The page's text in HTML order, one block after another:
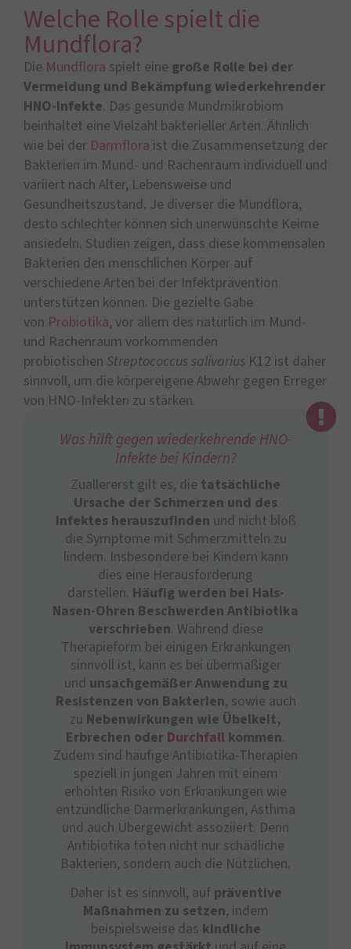
Welche Rolle spielt die
Mundflora?
Die Mundflora spielt eine große Rolle bei der
Vermeidung und Bekämpfung wiederkehrender
HNO-Infekte. Das gesunde Mundmikrobiom
beinhaltet eine Vielzahl bakterieller Arten. Ähnlich
wie bei der Darmflora ist die Zusammensetzung der
Bakterien im Mund- und Rachenraum individuell und
variiert nach Alter, Lebensweise und
Gesundheitszustand. Je diverser die Mundflora,
desto schlechter können sich unerwünschte Keime
ansiedeln. Studien zeigen, dass diese kommensalen
Bakterien den menschlichen Körper auf
verschiedene Arten bei der Infektprävention
unterstützen können. Die gezielte Gabe
von Probiotika, vor allem des natürlich im Mund-
und Rachenraum vorkommenden
probiotischen Streptococcus salivarius K12 ist daher
sinnvoll, um die körpereigene Abwehr gegen Erreger
von HNO-Infekten zu stärken.
Was hilft gegen wiederkehrende HNO-
Infekte bei Kindern?
Zuallererst gilt es, die tatsächliche
Ursache der Schmerzen und des
Infektes herauszufinden und nicht bloß
die Symptome mit Schmerzmitteln zu
lindern. Insbesondere bei Kindern kann
dies eine Herausforderung
darstellen. Häufig werden bei Hals-
Nasen-Ohren Beschwerden Antibiotika
verschrieben. Während diese
Therapieform bei einigen Erkrankungen
sinnvoll ist, kann es bei übermäßiger
und unsachgemäßer Anwendung zu
Resistenzen von Bakterien, sowie auch
zu Nebenwirkungen wie Übelkeit,
Erbrechen oder Durchfall kommen.
Zudem sind häufige Antibiotika-Therapien
speziell in jungen Jahren mit einem
erhöhten Risiko von Erkrankungen wie
entzündliche Darmerkrankungen, Asthma
und auch Übergewicht assoziiert. Denn
Antibiotika töten nicht nur schädliche
Bakterien, sondern auch die Nützlichen.
Daher ist es sinnvoll, auf präventive
Maßnahmen zu setzen, indem
beispielsweise das kindliche